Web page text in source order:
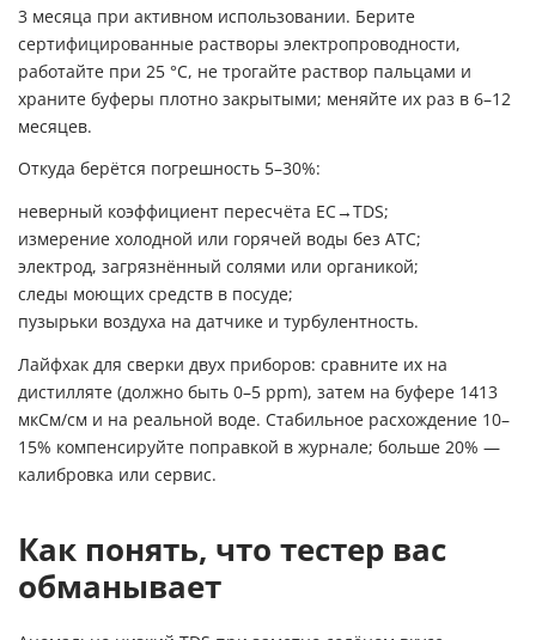
3 месяца при активном использовании. Берите
сертифицированные растворы электропроводности,
работайте при 25 °C, не трогайте раствор пальцами и
храните буферы плотно закрытыми; меняйте их раз в 6–12
месяцев.
Откуда берётся погрешность 5–30%:
неверный коэффициент пересчёта EC→TDS;
измерение холодной или горячей воды без ATC;
электрод, загрязнённый солями или органикой;
следы моющих средств в посуде;
пузырьки воздуха на датчике и турбулентность.
Лайфхак для сверки двух приборов: сравните их на
дистилляте (должно быть 0–5 ppm), затем на буфере 1413
мкСм/см и на реальной воде. Стабильное расхождение 10–
15% компенсируйте поправкой в журнале; больше 20% —
калибровка или сервис.
Как понять, что тестер вас
обманывает